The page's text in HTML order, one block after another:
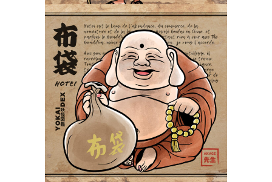
Hotei 布袋
Yokaidex